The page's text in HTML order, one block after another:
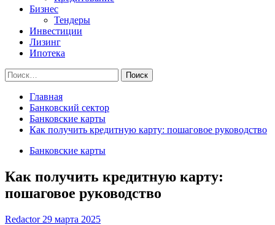
Бизнес
Тендеры
Инвестиции
Лизинг
Ипотека
Найти:
Главная
Банковский сектор
Банковские карты
Как получить кредитную карту: пошаговое руководство
Банковские карты
Как получить кредитную карту:
пошаговое руководство
Redactor 29 марта 2025